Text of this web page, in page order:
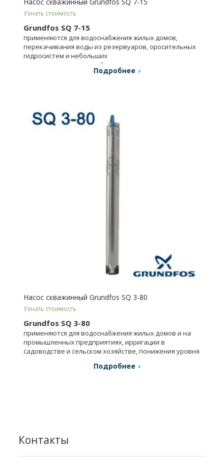
Узнать стоимость
Grundfos SQ 7-15
применяются для водоснабжения жилых домов,
перекачивания воды из резервуаров, оросительных
гидросистем и небольших
водопроводных станций.
Подробнее
Насос скважинный Grundfos SQ 3-80
Узнать стоимость
Grundfos SQ 3-80
применяются для водоснабжения жилых домов и на
промышленных предприятиях, ирригации в
садоводстве и сельском хозяйстве, понижения уровня
Подробнее
Контакты